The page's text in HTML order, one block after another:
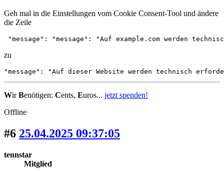
Geh mal in die Einstellungen vom Cookie Consent-Tool und ändere
die Zeile
"message": "message": "Auf example.com werden
zu
"message": "Auf dieser Website werden technisch
WirBenötigen: Cents, Euros... jetzt spenden!
Offline
#6 25.04.2025 09:37:05
tennstar
Mitglied